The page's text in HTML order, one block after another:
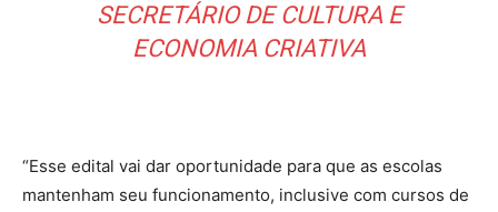
SECRETÁRIO DE CULTURA E
ECONOMIA CRIATIVA
“Esse edital vai dar oportunidade para que as escolas
mantenham seu funcionamento, inclusive com cursos de